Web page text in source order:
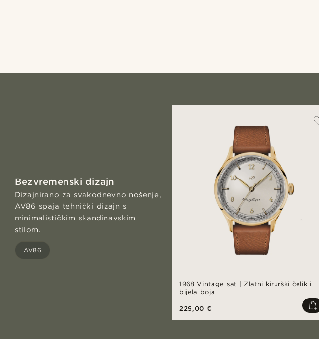
Bezvremenski dizajn
Dizajnirano za svakodnevno nošenje,
AV86 spaja tehnički dizajn s
minimalističkim skandinavskim
stilom.
AV86
1968 Vintage sat | Zlatni kirurški čelik i
bijela boja
229,00 €